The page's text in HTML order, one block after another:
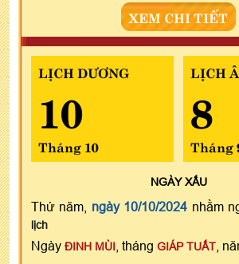
XEM CHI TIẾT
LỊCH DƯƠNG
10
Tháng 10
LỊCH
8
Tháng
NGÀYXẤU
Thứ năm, ngày 10/10/2024 nhằm
lịch
Ngày ĐINH MÙI , tháng GIÁP TUẤT ,